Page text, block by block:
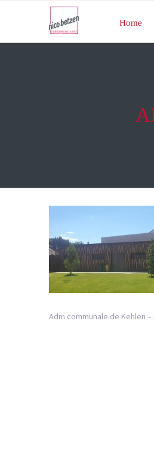
Home
Adm communale de Kehlen